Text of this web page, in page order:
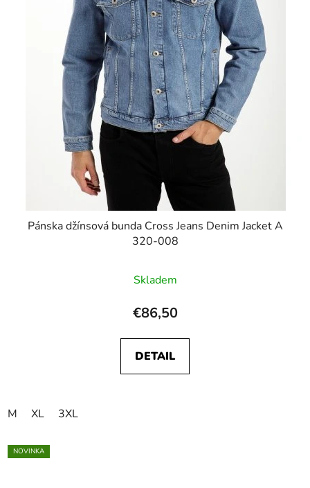
Pánska džínsová bunda Cross Jeans Denim Jacket A
320-008
Skladem
€86,50
DETAIL
M XL 3XL
NOVINKA